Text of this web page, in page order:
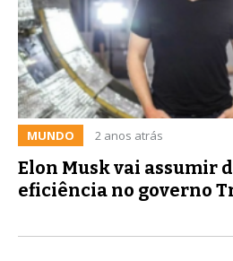
MUNDO 2 anos atrás
Elon Musk vai assumir
eficiência no governo